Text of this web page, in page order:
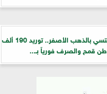
سوهاج تكتسي بالذهب الأصفر.. توريد 190 ألف
طن قمح والصرف فورياً بـ...